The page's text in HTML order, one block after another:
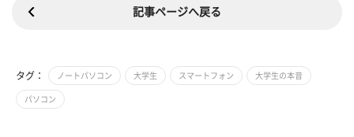
記事ページへ戻る
タグ： ノートパソコン 大学生 スマートフォン 大学生の本音
パソコン